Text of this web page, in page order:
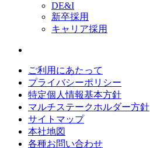
DE&I
新卒採用
キャリア採用
ご利用にあたって
プライバシーポリシー
特定個人情報基本方針
マルチステークホルダー方針
サイトマップ
本社地図
各種お問い合わせ